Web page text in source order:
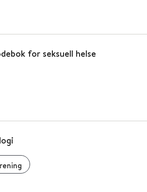
for seksuell helse